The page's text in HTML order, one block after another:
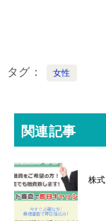
タグ 女性
関連記事
株